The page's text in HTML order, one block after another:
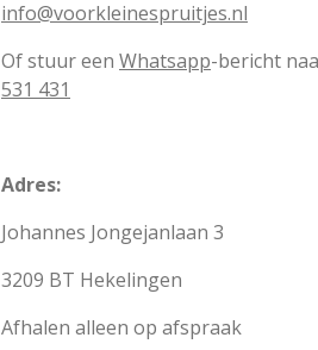
info@voorkleinespruitjes.nl
Of stuur een Whatsapp-bericht
531 431
Adres:
Johannes Jongejanlaan 3
3209 BT Hekelingen
Afhalen alleen op afspraak